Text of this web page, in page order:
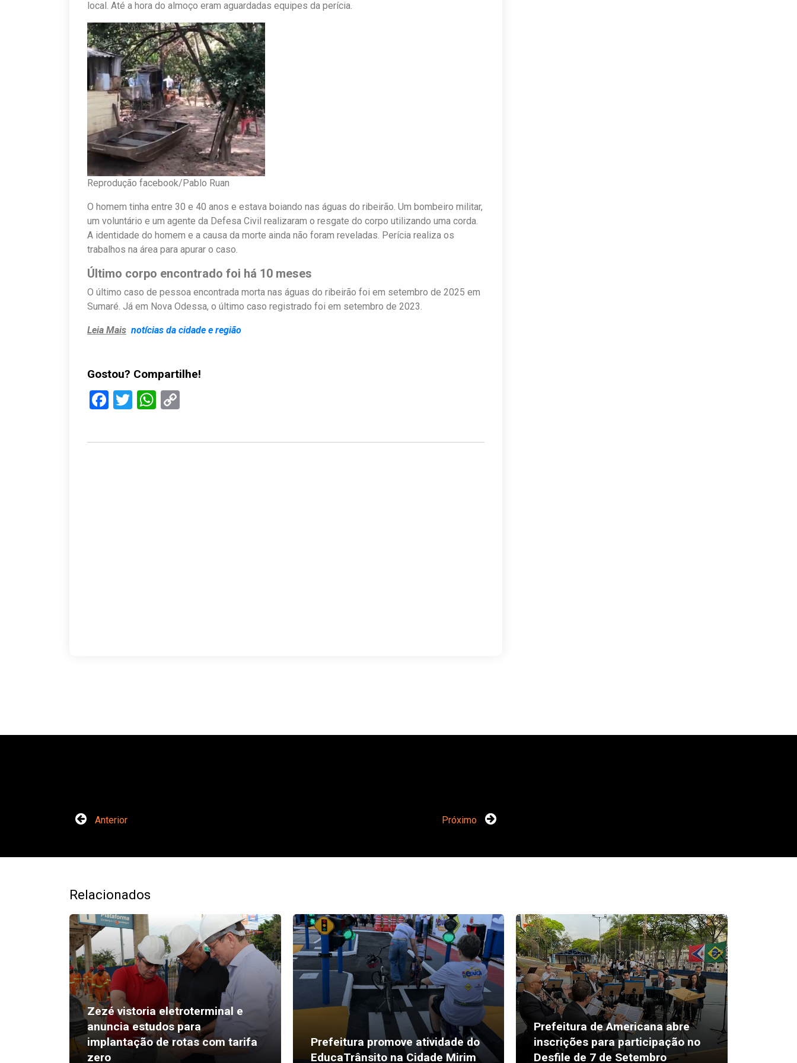
local. Até a hora do almoço eram aguardadas equipes da perícia.
Reprodução facebook/Pablo Ruan
O homem tinha entre 30 e 40 anos e estava boiando nas águas do ribeirão. Um bombeiro militar,
um voluntário e um agente da Defesa Civil realizaram o resgate do corpo utilizando uma corda.
A identidade do homem e a causa da morte ainda não foram reveladas. Perícia realiza os
trabalhos na área para apurar o caso.
Último corpo encontrado foi há 10 meses
O último caso de pessoa encontrada morta nas águas do ribeirão foi em setembro de 2025 em
Sumaré. Já em Nova Odessa, o último caso registrado foi em setembro de 2023.
Leia Mais notícias da cidade e região
Gostou? Compartilhe!
Facebook
TwitterWhatsApp
Anterior Próximo
Relacionados
Zezé vistoria eletroterminal e
anuncia estudos para
implantação de rotas com tarifa
zero
Prefeitura promove atividade do
EducaTrânsito na Cidade Mirim
Prefeitura de Americana abre
inscrições para participação no
Desfile de 7 de Setembro